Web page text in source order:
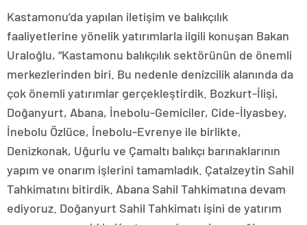
Kastamonu’da yapılan iletişim ve balıkçılık
faaliyetlerine yönelik yatırımlarla ilgili konuşan Bakan
Uraloğlu, “Kastamonu balıkçılık sektörünün de önemli
merkezlerinden biri. Bu nedenle denizcilik alanında da
çok önemli yatırımlar gerçekleştirdik. Bozkurt-İlişi,
Doğanyurt, Abana, İnebolu-Gemiciler, Cide-İlyasbey,
İnebolu Özlüce, İnebolu-Evrenye ile birlikte,
Denizkonak, Uğurlu ve Çamaltı balıkçı barınaklarının
yapım ve onarım işlerini tamamladık. Çatalzeytin Sahil
Tahkimatını bitirdik. Abana Sahil Tahkimatına devam
ediyoruz. Doğanyurt Sahil Tahkimatı işini de yatırım